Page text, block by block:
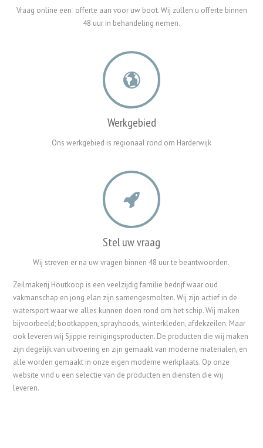
Vraag online een offerte aan voor uw boot. Wij zullen u offerte binnen
48 uur in behandeling nemen.
Werkgebied
Ons werkgebied is regionaal rond om Harderwijk
Stel uw vraag
Wij streven er na uw vragen binnen 48 uur te beantwoorden.
Zeilmakerij Houtkoop is een veelzijdig familie bedrijf waar oud
vakmanschap en jong elan zijn samengesmolten. Wij zijn actief in de
watersport waar we alles kunnen doen rond om het schip. Wij maken
bijvoorbeeld; bootkappen, sprayhoods, winterkleden, afdekzeilen. Maar
ook leveren wij Sjippie reinigingsproducten. De producten die wij maken
zijn degelijk van uitvoering en zijn gemaakt van moderne materialen, en
alle worden gemaakt in onze eigen moderne werkplaats. Op onze
website vind u een selectie van de producten en diensten die wij
leveren.